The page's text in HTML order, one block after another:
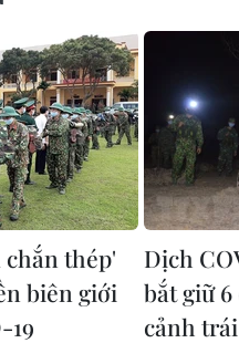
thép'
biên giới
19
Dịch
bắt giữ
cảnh